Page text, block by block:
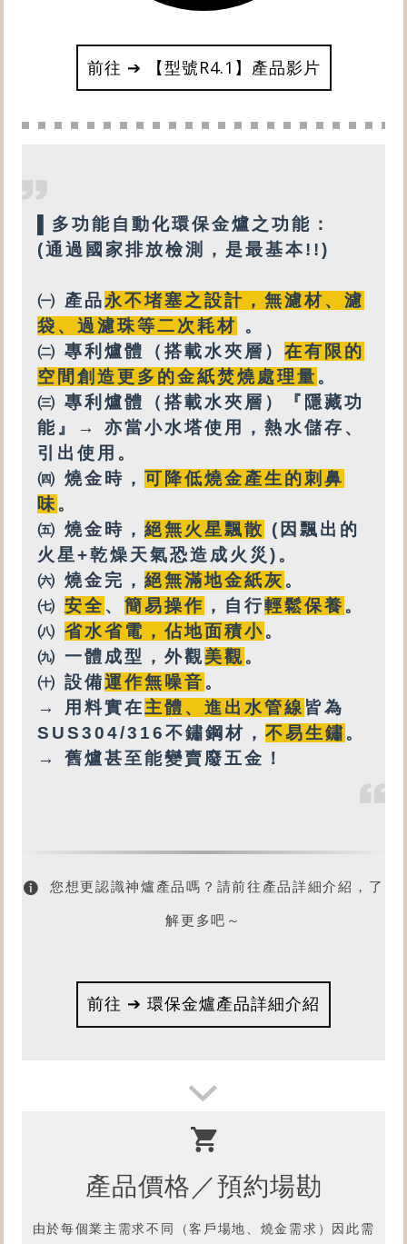
想了解
前往 ➔ 【型號R4.1】產品影片
多功能自動化環保金爐之功能：
(通過國家排放檢測，是最基本!!)
㈠ 產品永不堵塞之設計 ， 無濾材、濾
袋、過濾珠等二次耗材 。
㈡ 專利 爐體（搭載水夾層 ） 在有限的
空間創造更多的金紙焚燒處理量 。
㈢ 專利爐體（搭載水夾層）『隱藏功
能』→ 亦當小水塔使用， 熱水儲存、
引出使用。
㈣ 燒金時， 可降低燒金產生的刺鼻
味 。
㈤ 燒金時， 絕無火星飄散 (因飄出的
火星+乾燥天氣恐造成火災)。
㈥ 燒金完， 絕無滿地金紙灰 。
㈦ 安全、 簡易操作 ，自行輕鬆保養 。
㈧ 省水省電，佔地面積小。
㈨ 一體成型，外觀美觀。
㈩ 設備運作無噪音 。
→ 用料實在主體、進出水管線 皆為
SUS304/316不鏽鋼材， 不易生鏽 。
→ 舊爐甚至能變賣廢五金！
您想更認識神爐產品嗎？請前往產品詳細介紹，了
解更多吧～
前往 ➔ 環保金爐產品詳細介紹
產品價格／預約場勘
由於每個業主需求不同（客戶場地、燒金需求）因此需